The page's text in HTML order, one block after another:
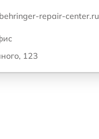
repair-center.ru
123